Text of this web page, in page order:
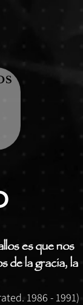
es que nos
de la gracia, la
1986 - 1991)